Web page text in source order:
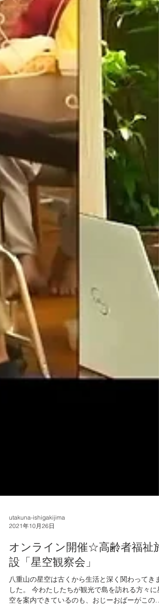
utakuna-ishigakijima
2021年10月26日
オンライン開催☆高齢者福祉施